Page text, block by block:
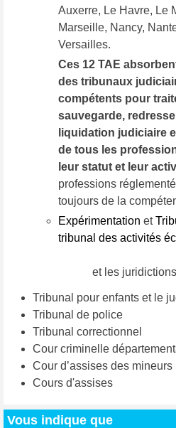
Auxerre, Le Havre, Le
Marseille, Nancy,
Versailles.
Ces 12 TAE
des tribunaux
compétents pour
sauvegarde,
liquidation judiciaire
de tous les
leur statut et leur
professions
toujours de la
Expérimentation et
tribunal des activités
et les
Tribunal pour enfants et le
Tribunal de police
Tribunal correctionnel
Cour criminelle
Cour d’assises des mineurs
Cours d'assises
Vous indique que